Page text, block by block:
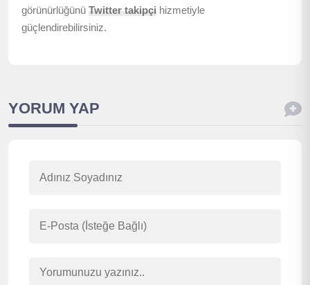
görünürlüğünü Twitter takipçi hizmetiyle
güçlendirebilirsiniz.
YORUM YAP